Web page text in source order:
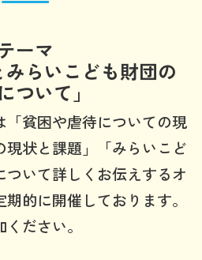
ーマ
みらいこども財団の
ついて」
「貧困や虐待についての現
状と課題」「みらいこど
ついて詳しくお伝えするオ
的に開催しております。
ださい。